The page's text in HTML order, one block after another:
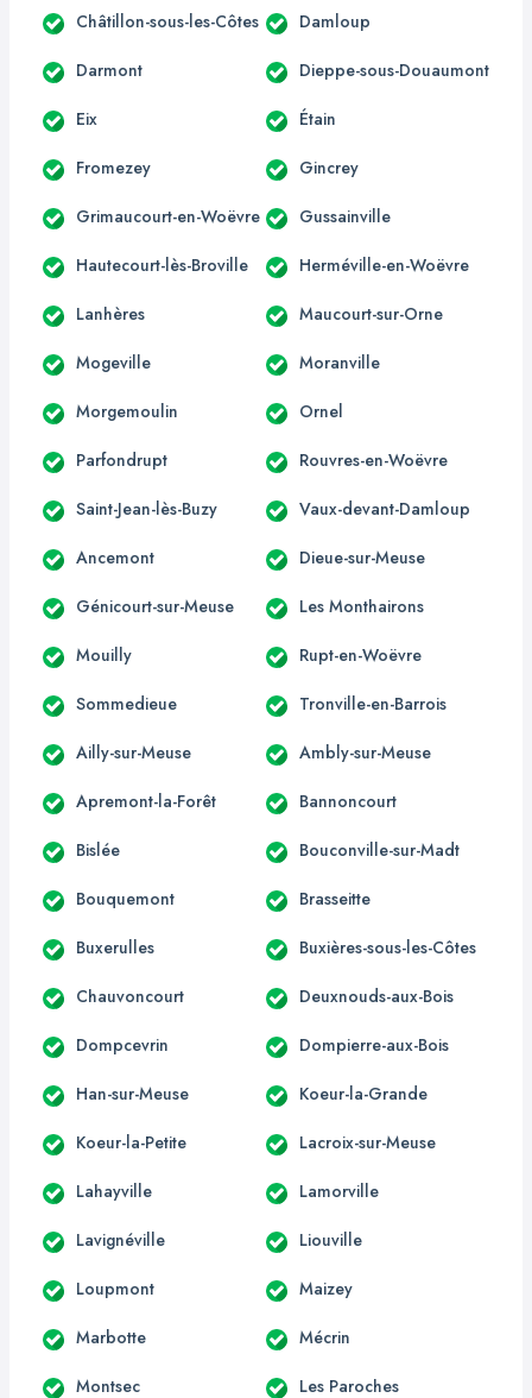
Châtillon-sous-les-Côtes Damloup
Darmont Dieppe-sous-Douaumont
Eix Étain
Fromezey Gincrey
Grimaucourt-en-Woëvre Gussainville
Hautecourt-lès-Broville Herméville-en-Woëvre
Lanhères Maucourt-sur-Orne
Mogeville Moranville
Morgemoulin Ornel
Parfondrupt Rouvres-en-Woëvre
Saint-Jean-lès-Buzy Vaux-devant-Damloup
Ancemont Dieue-sur-Meuse
Génicourt-sur-Meuse Les Monthairons
Mouilly Rupt-en-Woëvre
Sommedieue Tronville-en-Barrois
Ailly-sur-Meuse Ambly-sur-Meuse
Apremont-la-Forêt Bannoncourt
Bislée Bouconville-sur-Madt
Bouquemont Brasseitte
Buxerulles Buxières-sous-les-Côtes
Chauvoncourt Deuxnouds-aux-Bois
Dompcevrin Dompierre-aux-Bois
Han-sur-Meuse Koeur-la-Grande
Koeur-la-Petite Lacroix-sur-Meuse
Lahayville Lamorville
Lavignéville Liouville
Loupmont Maizey
Marbotte Mécrin
Montsec Les Paroches